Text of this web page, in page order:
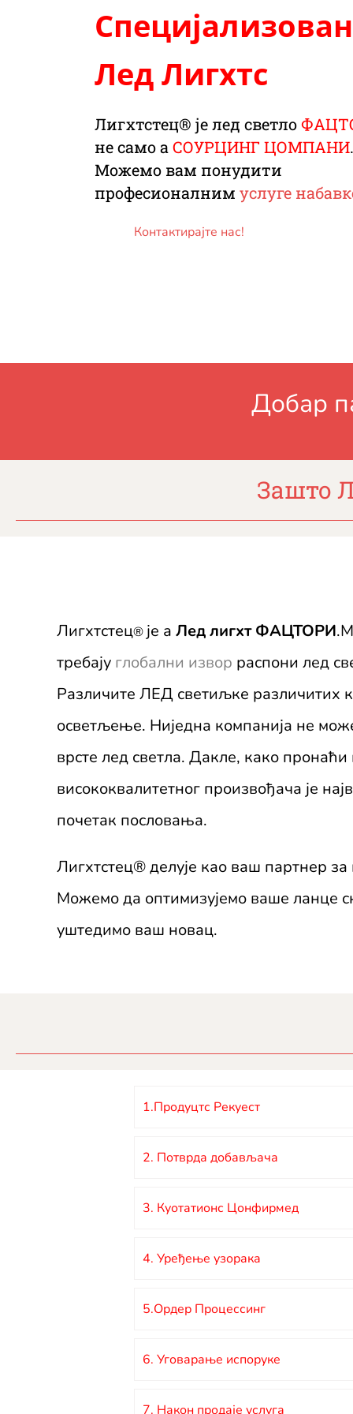
Специјализован
Лед Лигхтс
Лигхтстец® јелед светло
не само а СОУРЦИНГ ЦОМПАНИ.
Можемо вам понудити
професионалним услуге
Контактирајте нас!
Добар
Зашто
Лигхтстец® је а Лед лигхт ФАЦТОРИ
требају глобални извор распони лед
Различите ЛЕД светиљке различитих
осветљење. Ниједна компанија не
врсте лед светла. Дакле, како пронаћи
висококвалитетног произвођача је
почетак пословања.
Лигхтстец®делује као ваш партнер
Можемо да оптимизујемо ваше ланце
уштедимо ваш новац.
1.Продуцтс Рекуест
2. Потврда добављача
3. Куотатионс Цонфирмед
4. Уређење узорака
5.Ордер Процессинг
6. Уговарање испоруке
7. Након продаје услуга